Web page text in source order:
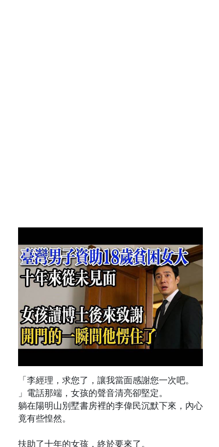
「李經理，求您了，讓我當面感謝您一次吧。
」電話那端，女孩的聲音清亮卻堅定。
躺在陽明山別墅書房裡的李偉民沉默下來，內心
竟有些惶然。
扶助了十年的女孩，終於要來了。